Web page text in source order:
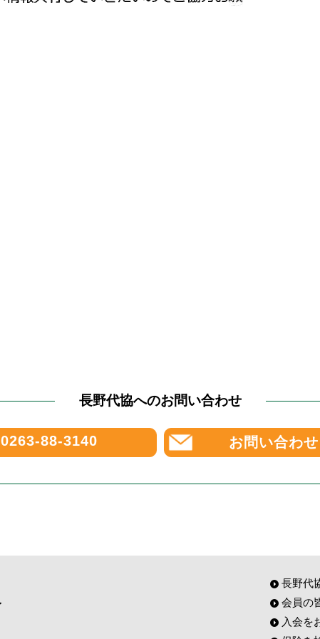
0263-88-3140 お問い合わせ
長野代協へのお問い合わせ
長野代
会員の
入会を